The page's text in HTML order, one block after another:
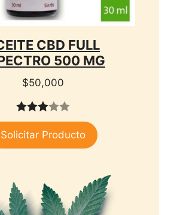
CBD FULL
500 MG
$50,000
3.00
de 5
Solicitar Producto